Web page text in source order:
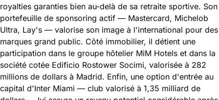
royalties garanties bien au-delà de sa retraite sportive. Son
portefeuille de sponsoring actif — Mastercard, Michelob
Ultra, Lay's — valorise son image à l'international pour des
marques grand public. Côté immobilier, il détient une
participation dans le groupe hôtelier MiM Hotels et dans la
société cotée Edificio Rostower Socimi, valorisée à 282
millions de dollars à Madrid. Enfin, une option d'entrée au
capital d'Inter Miami — club valorisé à 1,35 milliard de